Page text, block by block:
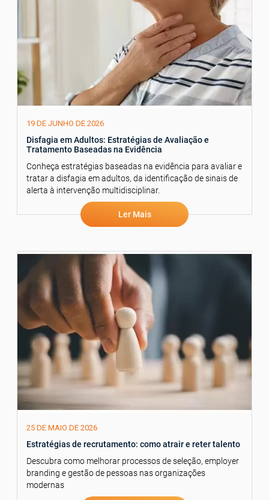
19 DE JUNHO DE 2026
Disfagia em Adultos: Estratégias de Avaliação e
Tratamento Baseadas na Evidência
Conheça estratégias baseadas na evidência para avaliar e
tratar a disfagia em adultos, da identificação de sinais de
alerta à intervenção multidisciplinar.
Ler Mais
25 DE MAIO DE 2026
Estratégias de recrutamento: como atrair e reter talento
Descubra como melhorar processos de seleção, employer
branding e gestão de pessoas nas organizações
modernas